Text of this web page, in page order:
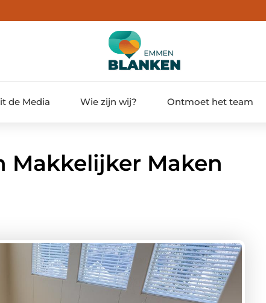
de Media Wie zijn wij? Ontmoet het team
Makkelijker Maken